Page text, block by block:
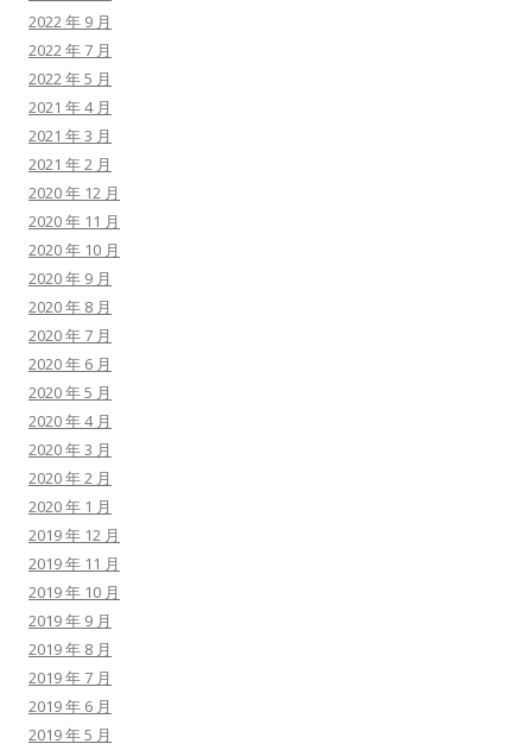
2022 年 9 月
2022 年 7 月
2022 年 5 月
2021 年 4 月
2021 年 3 月
2021 年 2 月
2020 年 12 月
2020 年 11 月
2020 年 10 月
2020 年 9 月
2020 年 8 月
2020 年 7 月
2020 年 6 月
2020 年 5 月
2020 年 4 月
2020 年 3 月
2020 年 2 月
2020 年 1 月
2019 年 12 月
2019 年 11 月
2019 年 10 月
2019 年 9 月
2019 年 8 月
2019 年 7 月
2019 年 6 月
2019 年 5 月